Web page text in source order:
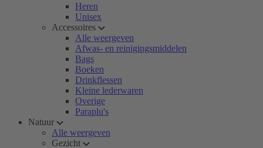
Heren
Unisex
Accessoires
Alle weergeven
Afwas- en reinigingsmiddelen
Bags
Boeken
Drinkflessen
Kleine lederwaren
Overige
Paraplu's
Natuur
Alle weergeven
Gezicht